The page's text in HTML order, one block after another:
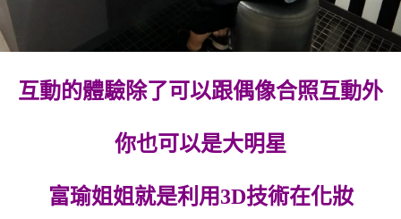
互動的體驗除了可以跟偶像合照互動外
你也可以是大明星
富瑜姐姐就是利用3D技術在化妝